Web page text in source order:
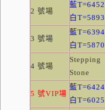
2號場
藍T=6452
白T=5893
3號場
藍T=6394
白T=5870
4號場
Stepping
Stone
5號VIP場
藍T=6424
白T=6025